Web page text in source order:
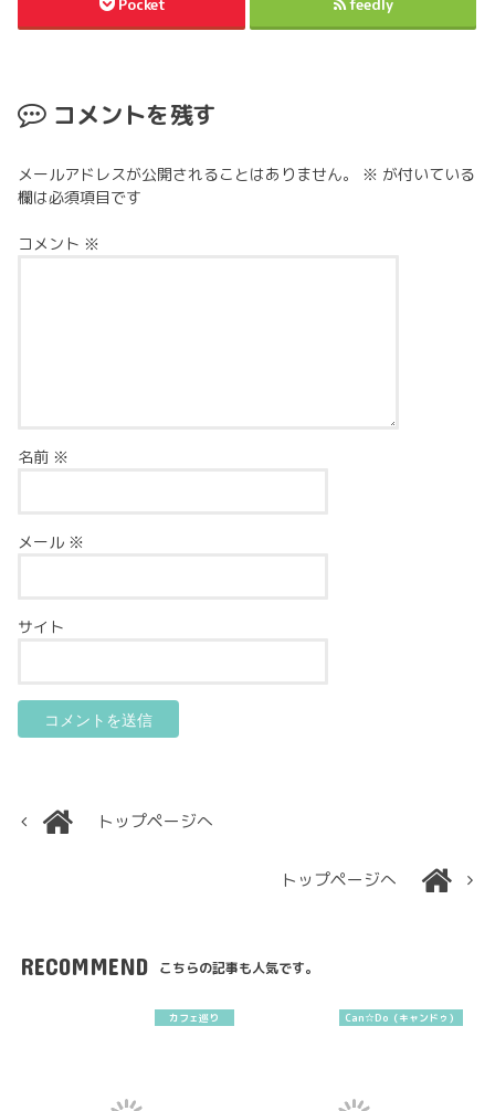
Pocket feedly
コメントを残す
メールアドレスが公開されることはありません。 ※ が付いている
欄は必須項目です
コメント ※
名前 ※
メール ※
サイト
トップページへ
トップページへ
RECOMMEND こちらの記事も人気です。
カフェ巡り Can☆Do（キャンドゥ）